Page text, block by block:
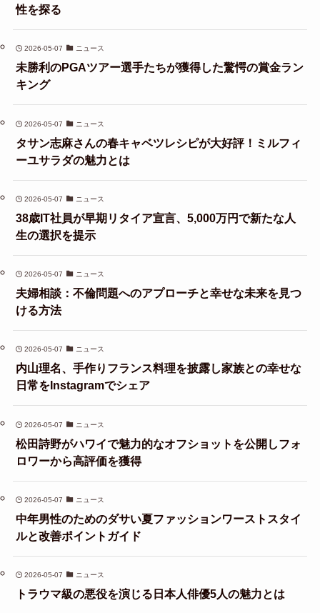
性を探る
2026-05-07 ニュース
未勝利のPGAツアー選手たちが獲得した驚愕の賞金ラン
キング
2026-05-07 ニュース
タサン志麻さんの春キャベツレシピが大好評！ミルフィ
ーユサラダの魅力とは
2026-05-07 ニュース
38歳IT社員が早期リタイア宣言、5,000万円で新たな人
生の選択を提示
2026-05-07 ニュース
夫婦相談：不倫問題へのアプローチと幸せな未来を見つ
ける方法
2026-05-07 ニュース
内山理名、手作りフランス料理を披露し家族との幸せな
日常をInstagramでシェア
2026-05-07 ニュース
松田詩野がハワイで魅力的なオフショットを公開しフォ
ロワーから高評価を獲得
2026-05-07 ニュース
中年男性のためのダサい夏ファッションワーストスタイ
ルと改善ポイントガイド
2026-05-07 ニュース
トラウマ級の悪役を演じる日本人俳優5人の魅力とは